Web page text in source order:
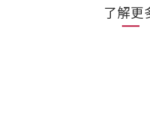
了解更